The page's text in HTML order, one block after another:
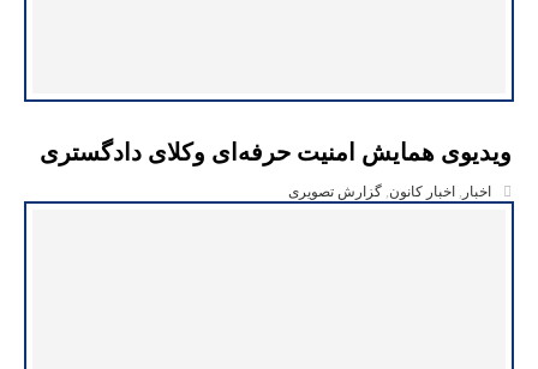
ویدیوی همایش امنیت حرفه‌ای وکلای دادگستری
اخبار ,اخبار کانون ,گزارش تصویری